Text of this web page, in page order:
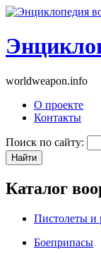
worldweapon.info
О проекте
Контакты
Поиск по сайту:
Каталог
Пистолеты и
Боеприпасы